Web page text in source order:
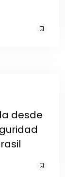
desde